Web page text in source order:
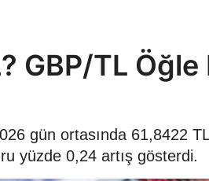
GBP/TL Öğle
gün ortasında 61,8422
yüzde 0,24 artış gösterdi.